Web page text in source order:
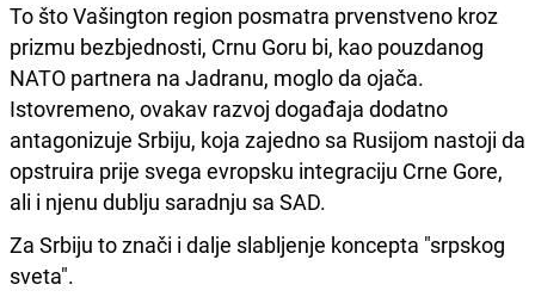
To što Vašington region posmatra prvenstveno kroz
prizmu bezbjednosti, Crnu Goru bi, kao pouzdanog
NATO partnera na Jadranu, moglo da ojača.
Istovremeno, ovakav razvoj događaja dodatno
antagonizuje Srbiju, koja zajedno sa Rusijom nastoji da
opstruira prije svega evropsku integraciju Crne Gore,
ali i njenu dublju saradnju sa SAD.
Za Srbiju to znači i dalje slabljenje koncepta "srpskog
sveta".